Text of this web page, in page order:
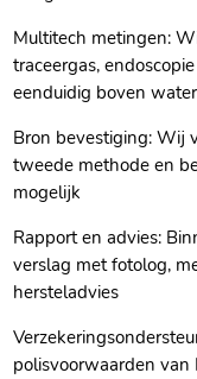
Multitech metingen:
traceergas,
eenduidig boven
Bron bevestiging: Wij
tweede methode en
mogelijk
Rapport en advies:
verslag met fotolog,
hersteladvies
polisvoorwaarden van